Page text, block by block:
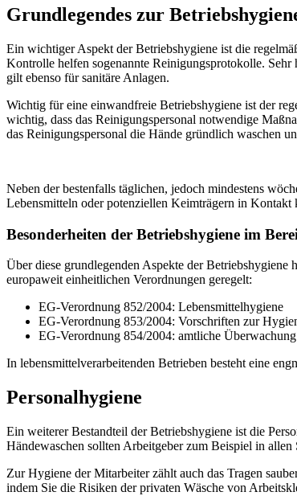
Grundlegendes zur
Ein wichtiger Aspekt der Betriebshygiene ist die
Kontrolle helfen sogenannte Reinigungsprotokolle.
gilt ebenso für sanitäre Anlagen.
Wichtig für eine einwandfreie Betriebshygiene ist der
wichtig, dass das Reinigungspersonal notwendige
das Reinigungspersonal die Hände gründlich waschen
Neben der bestenfalls täglichen, jedoch mindestens
Lebensmitteln oder potenziellen Keimträgern in
Besonderheiten der Betriebshygiene im
Über diese grundlegenden Aspekte der
europaweit einheitlichen Verordnungen geregelt:
EG-Verordnung 852/2004: Lebensmittelhygiene
EG-Verordnung 853/2004: Vorschriften zur
EG-Verordnung 854/2004: amtliche
In lebensmittelverarbeitenden Betrieben besteht eine
Personalhygiene
Ein weiterer Bestandteil der Betriebshygiene ist die
Händewaschen sollten Arbeitgeber zum Beispiel in
Zur Hygiene der Mitarbeiter zählt auch das Tragen
indem Sie die Risiken der privaten Wäsche von